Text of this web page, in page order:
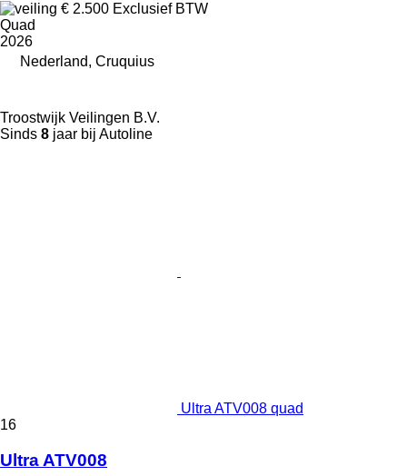
€ 2.500 Exclusief BTW
Quad
2026
Nederland, Cruquius
Troostwijk Veilingen B.V.
Sinds 8 jaar bij Autoline
Ultra ATV008 quad
16
Ultra ATV008